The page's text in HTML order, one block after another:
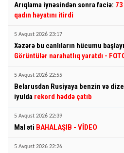
Arıqlama iynəsindən sonra faciə: 73
qadın həyatını itirdi
5 Avqust 2026 23:17
Xəzərə bu canlıların hücumu
Görüntülər narahatlıq yaratdı -
5 Avqust 2026 22:55
Belarusdan Rusiyaya benzin və
iyulda rekord həddə çatıb
5 Avqust 2026 22:39
Mal əti BAHALAŞIB - VİDEO
5 Avqust 2026 22:26